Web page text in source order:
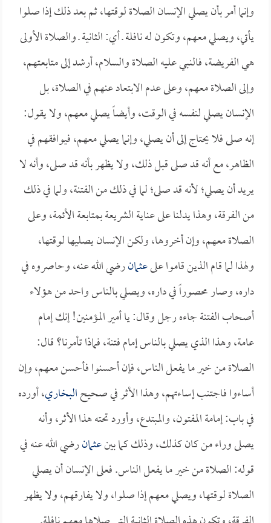
وإنما أمر بأن يصلي الإنسان الصلاة لوقتها، ثم بعد ذلك إذا صلوا
يأتي، ويصلي معهم، وتكون له نافلة ـ أي: الثانية ـ والصلاة الأولى
هي الفريضة، فالنبي عليه الصلاة والسلام، أرشد إلى متابعتهم،
وإلى الصلاة معهم، وعلى عدم الابتعاد عنهم في الصلاة، بل
الإنسان يصلي لنفسه في الوقت، وأيضاً يصلي معهم، ولا يقول:
إنه صلى فلا يحتاج إلى أن يصلي، وإنما يصلي معهم، فيوافقهم في
الظاهر، مع أنه قد صلى قبل ذلك، ولا يظهر بأنه قد صلى، وأنه لا
يريد أن يصلي؛ لأنه قد صلى؛ لما في ذلك من الفتنة، ولما في ذلك
من الفرقة، وهذا يدلنا على عناية الشريعة بمتابعة الأئمة، وعلى
الصلاة معهم، وإن أخروها، ولكن الإنسان يصليها لوقتها،
ولهذا لما قام الذين قاموا علىعثمانرضي الله عنه، وحاصروه في
داره، وصار محصوراً في داره، ويصلي بالناس واحد من هؤلاء
أصحاب الفتنة جاءه رجل وقال: يا أمير المؤمنين! إنك إمام
عامة، وهذا الذي يصلي بالناس إمام فتنة، فماذا تأمرنا؟ قال:
الصلاة من خير ما يفعل الناس، فإن أحسنوا فأحسن معهم، وإن
أساءوا فاجتنب إساءتهم، وهذا الأثر في صحيحالبخاري، أورده
في باب: إمامة المفتون، والمبتدع، وأورد تحته هذا الأثر، وأنه
يصلى وراء من كان كذلك، وذلك كما بينعثمانرضي الله عنه في
قوله: الصلاة من خير ما يفعل الناس. فعلى الإنسان أن يصلي
الصلاة لوقتها، ويصلي معهم إذا صلوا، ولا يفارقهم، ولا يظهر